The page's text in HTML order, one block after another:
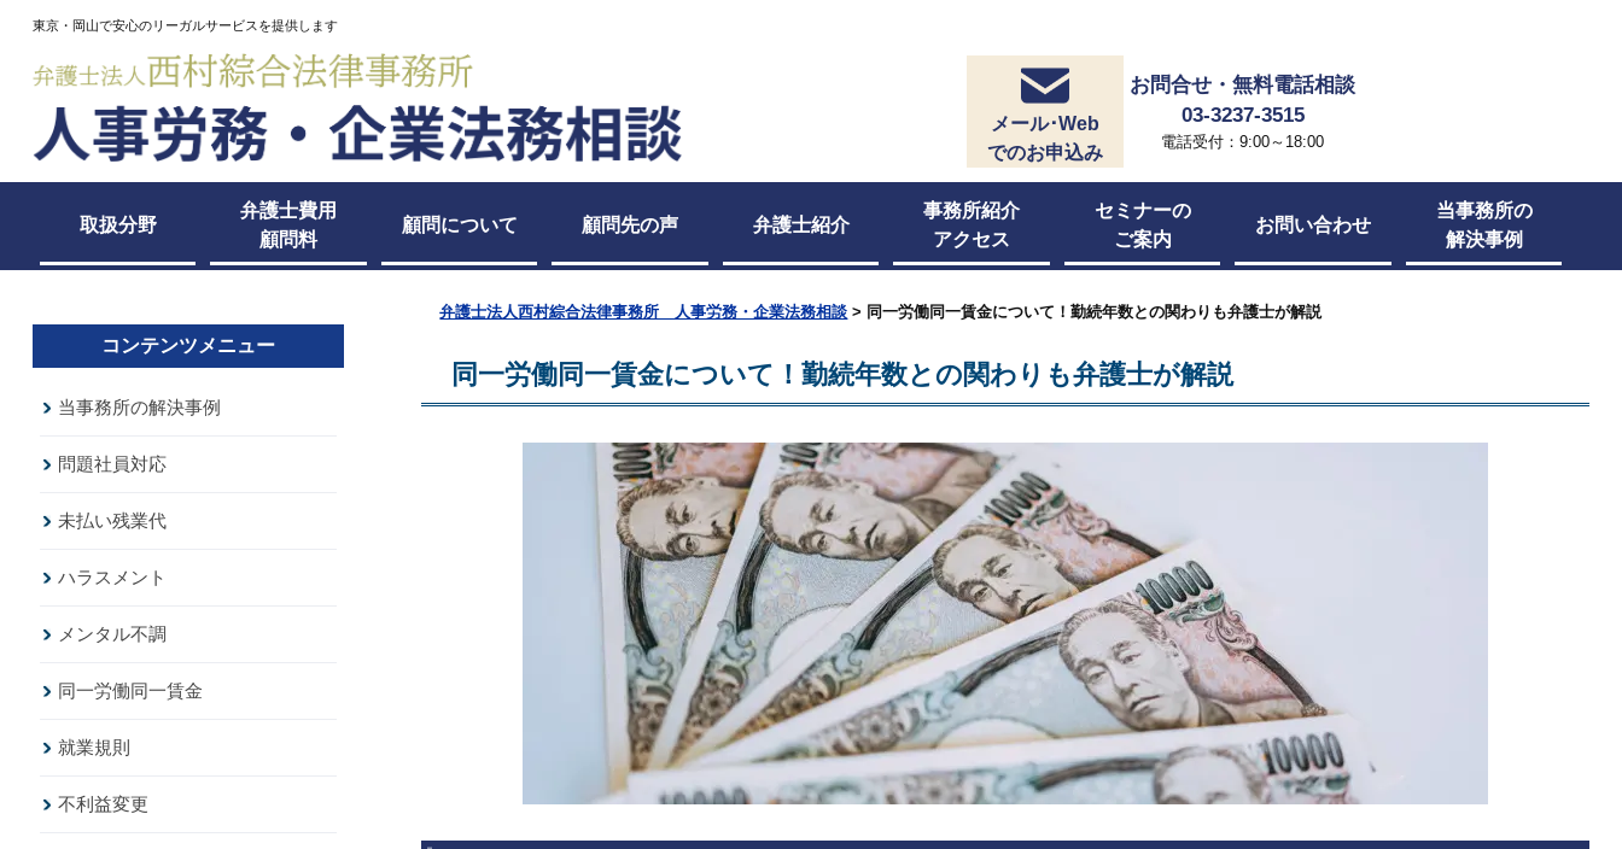
東京・岡山で安心のリーガルサービスを提供します
メール･Web
でのお申込み
お問合せ・無料電話相談
03-3237-3515
電話受付：9:00～18:00
取扱分野
弁護士費用
顧問料
顧問について 顧問先の声 弁護士紹介
事務所紹介
アクセス
セミナーの
ご案内
お問い合わせ
当事務所の
解決事例
弁護士法人西村綜合法律事務所 人事労務・企業法務相談 > 同一労働同一賃金について！勤続年数との関わりも弁護士が解説
同一労働同一賃金について！勤続年数との関わりも弁護士が解説
コンテンツメニュー
当事務所の解決事例
問題社員対応
未払い残業代
ハラスメント
メンタル不調
同一労働同一賃金
就業規則
不利益変更